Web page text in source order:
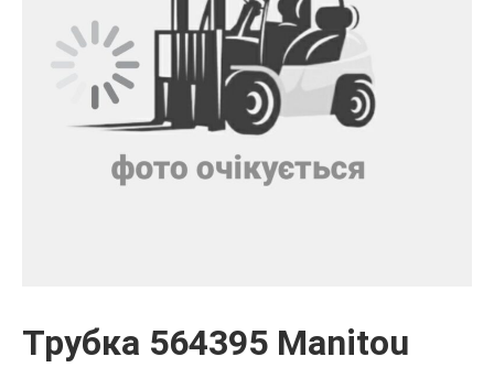
Трубка 564395 Manitou